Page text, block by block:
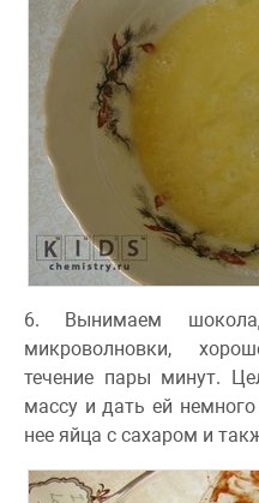
6. Вынимаем
микроволновки,
течение пары минут.
массу и дать ей
нее яйца с сахаром и